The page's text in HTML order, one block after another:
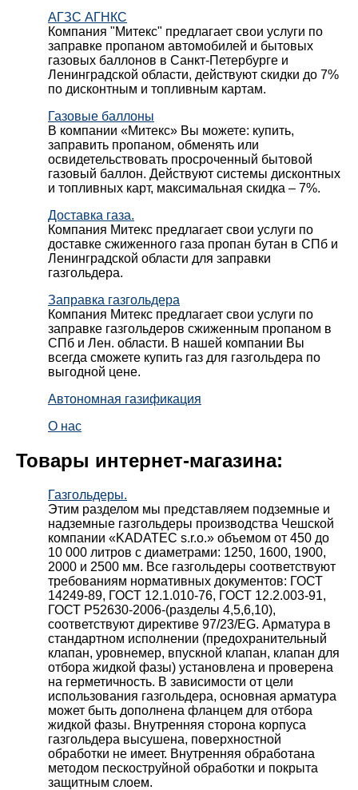
АГЗС АГНКС
Компания "Митекс" предлагает свои услуги по
заправке пропаном автомобилей и бытовых
газовых баллонов в Санкт-Петербурге и
Ленинградской области, действуют скидки до 7%
по дисконтным и топливным картам.
Газовые баллоны
В компании «Митекс» Вы можете: купить,
заправить пропаном, обменять или
освидетельствовать просроченный бытовой
газовый баллон. Действуют системы дисконтных
и топливных карт, максимальная скидка – 7%.
Доставка газа.
Компания Митекс предлагает свои услуги по
доставке сжиженного газа пропан бутан в СПб и
Ленинградской области для заправки
газгольдера.
Заправка газгольдера
Компания Митекс предлагает свои услуги по
заправке газгольдеров сжиженным пропаном в
СПб и Лен. области. В нашей компании Вы
всегда сможете купить газ для газгольдера по
выгодной цене.
Автономная газификация
О нас
Товары интернет-магазина:
Газгольдеры.
Этим разделом мы представляем подземные и
надземные газгольдеры производства Чешской
компании «KADATEC s.r.o.» объемом от 450 до
10 000 литров с диаметрами: 1250, 1600, 1900,
2000 и 2500 мм. Все газгольдеры соответствуют
требованиям нормативных документов: ГОСТ
14249-89, ГОСТ 12.1.010-76, ГОСТ 12.2.003-91,
ГОСТ Р52630-2006-(разделы 4,5,6,10),
соответствуют директиве 97/23/EG. Арматура в
стандартном исполнении (предохранительный
клапан, уровнемер, впускной клапан, клапан для
отбора жидкой фазы) установлена и проверена
на герметичность. В зависимости от цели
использования газгольдера, основная арматура
может быть дополнена фланцем для отбора
жидкой фазы. Внутренняя сторона корпуса
газгольдера высушена, поверхностной
обработки не имеет. Внутренняя обработана
методом пескоструйной обработки и покрыта
защитным слоем.